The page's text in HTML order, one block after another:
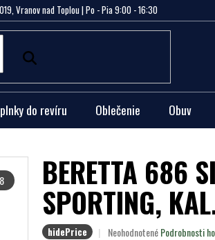
Vranov nad Toplou | Po - Pia 9:00 - 16:30
do revíru Oblečenie Obuv
BERETTA 686
SPORTING,
hidePrice
Priemerné
NeohodnotenéPodrobnosti